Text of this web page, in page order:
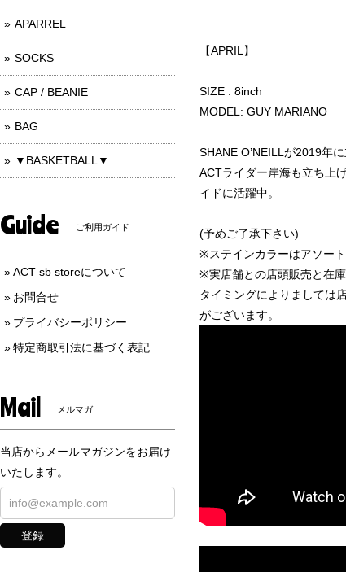
【APRIL】
SIZE : 8inch
MODEL: GUY MARIANO
SHANE O’NEILLが2019年
ACTライダー岸海も立ち上
イドに活躍中。
(予めご了承下さい)
※ステインカラーはアソート
※実店舗との店頭販売と在
タイミングによりましては
がございます。
APARREL
SOCKS
CAP / BEANIE
BAG
▼BASKETBALL▼
Guide ご利用ガイド
ACT sb storeについて
お問合せ
プライバシーポリシー
特定商取引法に基づく表記
Mail メルマガ
当店からメールマガジンをお届け
いたします。
登録